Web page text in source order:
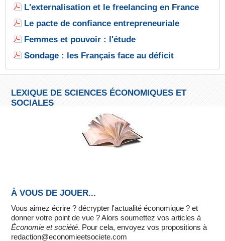
L'externalisation et le freelancing en France
Le pacte de confiance entrepreneuriale
Femmes et pouvoir : l'étude
Sondage : les Français face au déficit
LEXIQUE DE SCIENCES ÉCONOMIQUES ET
SOCIALES
À VOUS DE JOUER...
Vous aimez écrire ? décrypter l'actualité économique ? et
donner votre point de vue ? Alors soumettez vos articles à
Économie et société. Pour cela, envoyez vos propositions à
redaction@economieetsociete.com